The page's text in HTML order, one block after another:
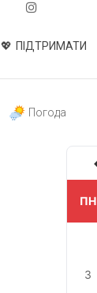
ПІДТРИМАТИ
Погода
ПН
3